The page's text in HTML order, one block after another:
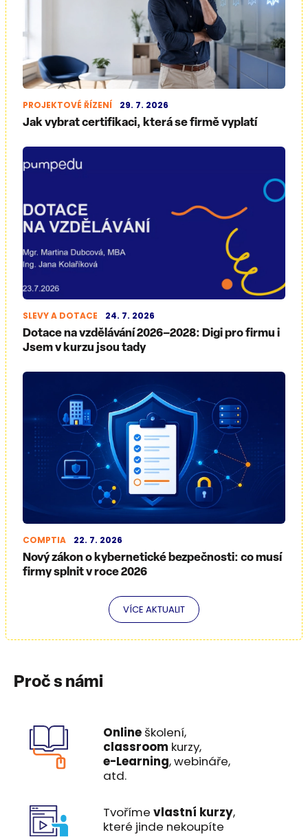
PROJEKTOVÉ ŘÍZENÍ
29. 7. 2026
Jak vybrat certifikaci, která se firmě vyplatí
SLEVY A DOTACE
24. 7. 2026
Dotace na vzdělávání 2026–2028: Digi pro firmu i
Jsem v kurzu jsou tady
COMPTIA
22. 7. 2026
Nový zákon o kybernetické bezpečnosti: co musí
firmy splnit v roce 2026
VÍCE AKTUALIT
Proč s námi
Onlineškolení,
classroom kurzy,
e-Learning, webináře,
atd.
Tvoříme vlastní kurzy,
které jinde nekoupíte